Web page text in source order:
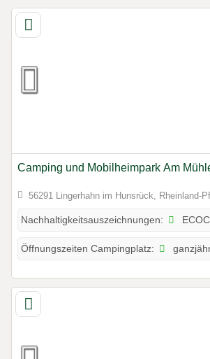
Camping und Mobilheimpark Am
56291 Lingerhahn im Hunsrück, Rheinland-
Nachhaltigkeitsauszeichnungen:
Öffnungszeiten Campingplatz: